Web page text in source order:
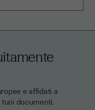
e affidati a
documenti.